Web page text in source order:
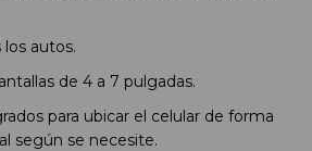
autos.
de 4 a 7 pulgadas.
para ubicar el celular de forma
según se necesite.